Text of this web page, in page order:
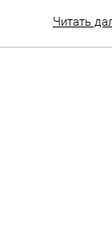
Читать